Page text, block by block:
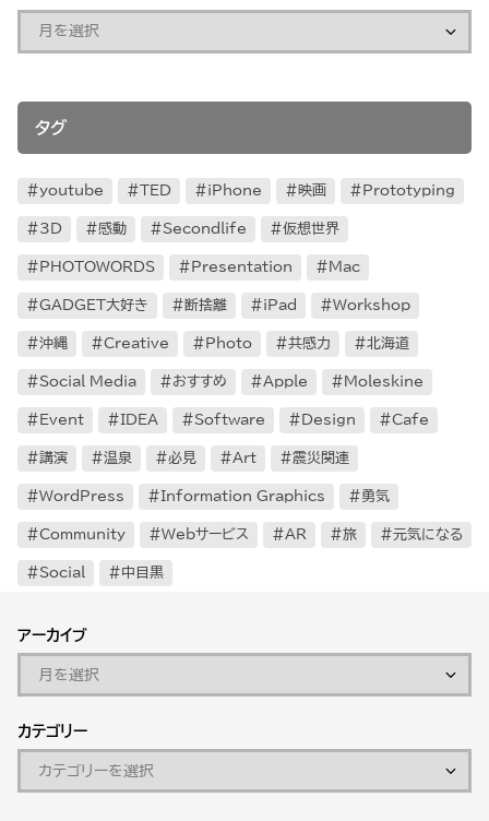
タグ
youtube TED iPhone 映画 Prototyping
3D 感動 Secondlife 仮想世界
PHOTOWORDS Presentation Mac
GADGET大好き 断捨離 iPad Workshop
沖縄 Creative Photo 共感力 北海道
Social Media おすすめ Apple Moleskine
Event IDEA Software Design Cafe
講演 温泉 必見 Art 震災関連
WordPress Information Graphics 勇気
Community Webサービス AR 旅 元気になる
Social 中目黒
アーカイブ
カテゴリー